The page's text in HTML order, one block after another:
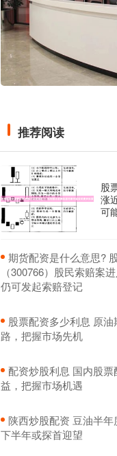
推荐阅读
股
涨
可
期货配资是什么意思?
（300766）股民索赔案
仍可发起索赔登记
股票配资多少利息 原
路，把握市场先机
配资炒股利息 国内股
益，把握市场机遇
陕西炒股配资 豆油半年
下半年或探首迎望